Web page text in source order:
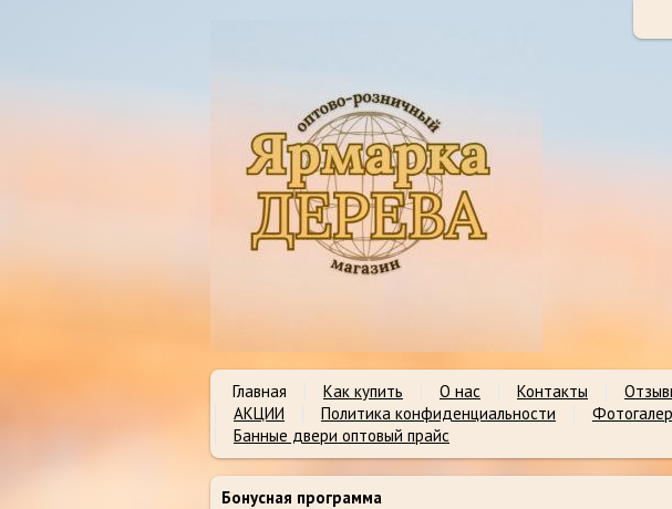
Главная Как купить О нас Контакты
АКЦИИ
Политика конфиденциальности
Банные двери оптовый прайс
Бонусная программа